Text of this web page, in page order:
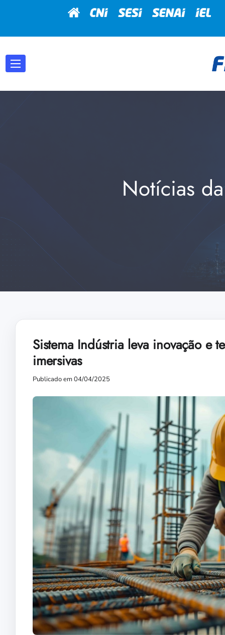
Notícias
Sistema Indústria leva inovação e
imersivas
Publicado em 04/04/2025